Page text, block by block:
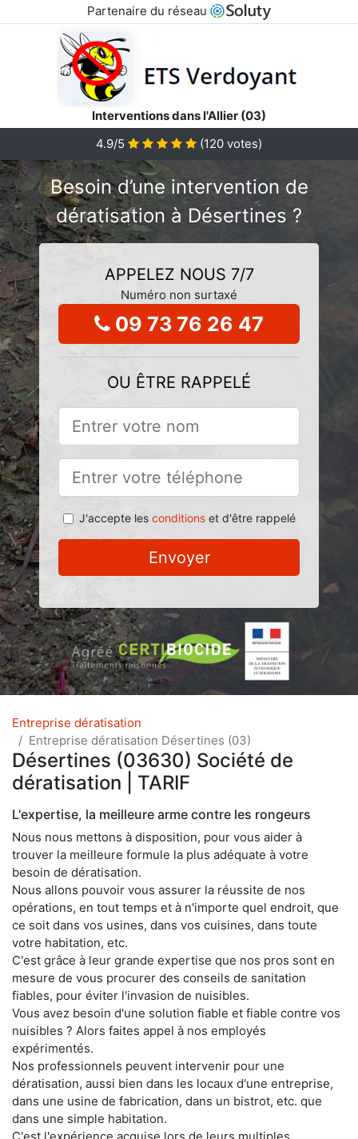
Partenaire du réseau
Interventions dans l'Allier (03)
4.9/5
(120 votes)
Besoin d’une intervention de
dératisation à Désertines ?
APPELEZ NOUS 7/7
Numéro non surtaxé
09 73 76 26 47
OU ÊTRE RAPPELÉ
J'accepte les conditionset d'être rappelé
Envoyer
Entreprise dératisation
Entreprise dératisation Désertines (03)
Désertines (03630) Société de
dératisation | TARIF
L'expertise, la meilleure arme contre les rongeurs
Nous nous mettons à disposition, pour vous aider à
trouver la meilleure formule la plus adéquate à votre
besoin de dératisation.
Nous allons pouvoir vous assurer la réussite de nos
opérations, en tout temps et à n'importe quel endroit, que
ce soit dans vos usines, dans vos cuisines, dans toute
votre habitation, etc.
C'est grâce à leur grande expertise que nos pros sont en
mesure de vous procurer des conseils de sanitation
fiables, pour éviter l'invasion de nuisibles.
Vous avez besoin d'une solution fiable et fiable contre vos
nuisibles ? Alors faites appel à nos employés
expérimentés.
Nos professionnels peuvent intervenir pour une
dératisation, aussi bien dans les locaux d'une entreprise,
dans une usine de fabrication, dans un bistrot, etc. que
dans une simple habitation.